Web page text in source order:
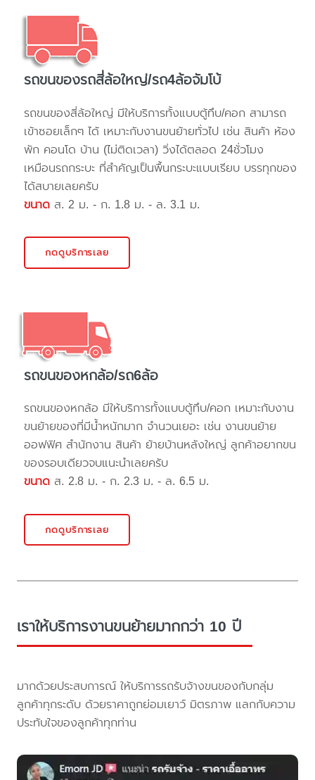
รถขนของรถสี่ล้อใหญ่/รถ4ล้อจัมโบ้
รถขนของสี่ล้อใหญ่ มีให้บริการทั้งแบบตู้ทึบ/คอก สามารถ
เข้าซอยเล็กๆ ได้ เหมาะกับงานขนย้ายทั่วไป เช่น สินค้า ห้อง
พัก คอนโด บ้าน (ไม่ติดเวลา) วิ่งได้ตลอด 24ชั่วโมง
เหมือนรถกระบะ ที่สำคัญเป็นพื้นกระบะแบบเรียบ บรรทุกของ
ได้สบายเลยครับ
ขนาด ส. 2 ม. - ก. 1.8 ม. - ล. 3.1 ม.
กดดูบริการเลย
รถขนของหกล้อ/รถ6ล้อ
รถขนของหกล้อ มีให้บริการทั้งแบบตู้ทึบ/คอก เหมาะกับงาน
ขนย้ายของที่มีน้ำหนักมาก จำนวนเยอะ เช่น งานขนย้าย
ออฟฟิศ สำนักงาน สินค้า ย้ายบ้านหลังใหญ่ ลูกค้าอยากขน
ของรอบเดียวจบแนะนำเลยครับ
ขนาด ส. 2.8 ม. - ก. 2.3 ม. - ล. 6.5 ม.
กดดูบริการเลย
เราให้บริการงานขนย้ายมากกว่า 10 ปี
มากด้วยประสบการณ์ ให้บริการรถรับจ้างขนของกับกลุ่ม
ลูกค้าทุกระดับ ด้วยราคาถูกย่อมเยาว์ มิตรภาพ แลกกับความ
ประทับใจของลูกค้าทุกท่าน